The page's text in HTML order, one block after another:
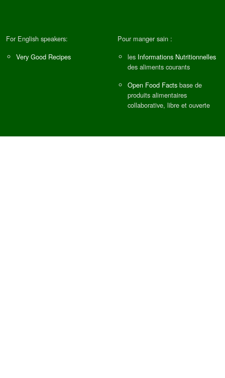
For English speakers:
Very Good Recipes
Pour manger sain :
les Informations Nutritionnelles
des aliments courants
Open Food Facts base de
produits alimentaires
collaborative, libre et ouverte